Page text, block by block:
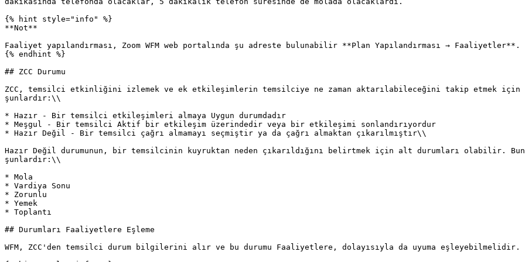
{% hint style="info" %}
**Not**
Faaliyet yapılandırması, Zoom WFM web portalında şu adreste bulunabilir **Plan Yapılandırması → Faaliyetler**.
{% endhint %}
## ZCC Durumu
ZCC, temsilci etkinliğini izlemek ve ek etkileşimlerin temsilciye ne zaman aktarılabileceğini takip etmek için
şunlardır:\\
* Hazır - Bir temsilci etkileşimleri almaya Uygun durumdadır
* Meşgul - Bir temsilci Aktif bir etkileşim üzerindedir veya bir etkileşimi sonlandırıyordur
* Hazır Değil - Bir temsilci çağrı almamayı seçmiştir ya da çağrı almaktan çıkarılmıştır\\
Hazır Değil durumunun, bir temsilcinin kuyruktan neden çıkarıldığını belirtmek için alt durumları olabilir.
şunlardır:\\
* Mola
* Vardiya Sonu
* Zorunlu
* Yemek
* Toplantı
## Durumları Faaliyetlere Eşleme
WFM, ZCC'den temsilci durum bilgilerini alır ve bu durumu Faaliyetlere, dolayısıyla da uyuma eşleyebilmelidir.